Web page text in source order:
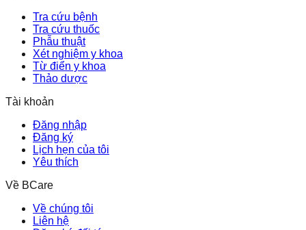
Tra cứu bệnh
Tra cứu thuốc
Phẫu thuật
Xét nghiệm y khoa
Từ điển y khoa
Thảo dược
Tài khoản
Đăng nhập
Đăng ký
Lịch hẹn của tôi
Yêu thích
Về BCare
Về chúng tôi
Liên hệ